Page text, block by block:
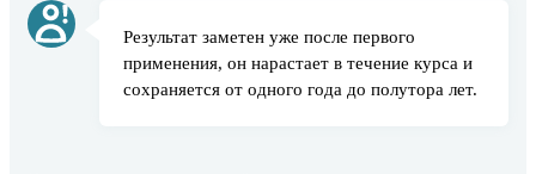
Результат заметен уже после первого
применения, он нарастает в течение курса и
сохраняется от одного года до полутора лет.